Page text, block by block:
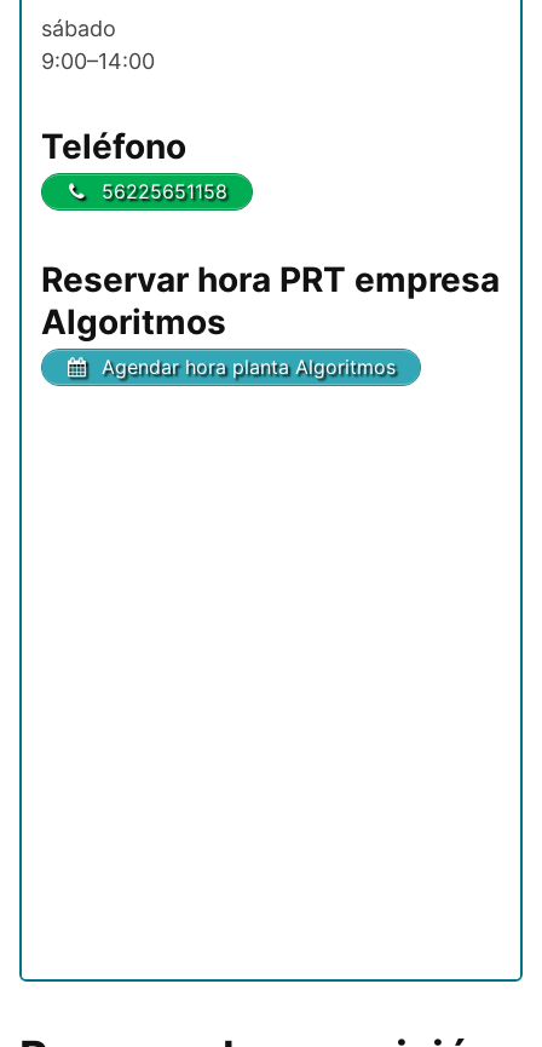
sábado
9:00–14:00
Teléfono
56225651158
Reservar hora PRT empresa
Algoritmos
Agendar hora planta Algoritmos